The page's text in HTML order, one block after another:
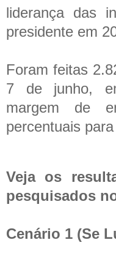
liderança das
presidente em
Foram feitas
7 de junho,
margem de
percentuais
Veja os
pesquisados
Cenário 1 (Se